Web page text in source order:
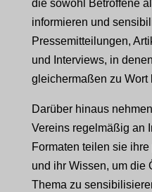
die sowohl Betroffene
informieren und
Pressemitteilungen,
und Interviews, in
gleichermaßen zu Wort
Darüber hinaus
Vereins regelmäßig an
Formaten teilen sie
und ihr Wissen, um die
Thema zu